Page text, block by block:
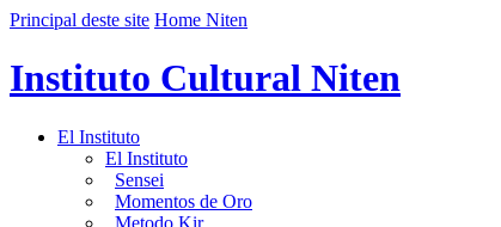
Principal deste site Home Niten
Instituto Cultural Niten
El Instituto
El Instituto
Sensei
Momentos de Oro
Metodo Kir